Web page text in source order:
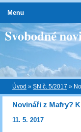
Svobodné
Úvod » SN č. 5/2017 »
Novináři z Mafry?
11. 5. 2017
Menu